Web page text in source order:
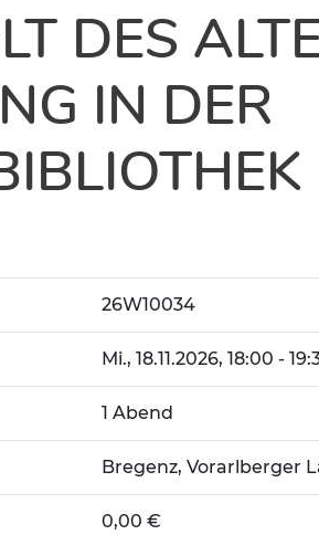
DES
IN DER
26W10034
Mi., 18.11.2026, 18:00 -
1 Abend
Bregenz, Vorarlberger
0,00 €